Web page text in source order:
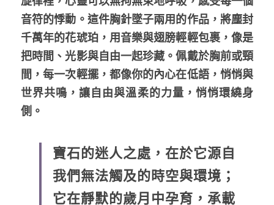
音符的悸動。這件胸針墜子兩用的作品，將塵封
千萬年的花琥珀，用音樂與翅膀輕輕包裹，像是
把時間、光影與自由一起珍藏。佩戴於胸前或頸
間，每一次輕擺，都像你的內心在低語，悄悄與
世界共鳴，讓自由與溫柔的力量，悄悄環繞身
側。
寶石的迷人之處，在於它源自
我們無法觸及的時空與環境；
它在靜默的歲月中孕育，承載